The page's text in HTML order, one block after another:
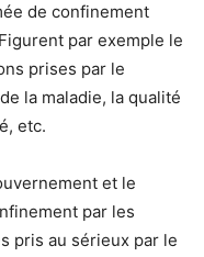
de confinement
par exemple le
prises par le
la maladie, la qualité
etc.
et le
par les
pris au sérieux par le